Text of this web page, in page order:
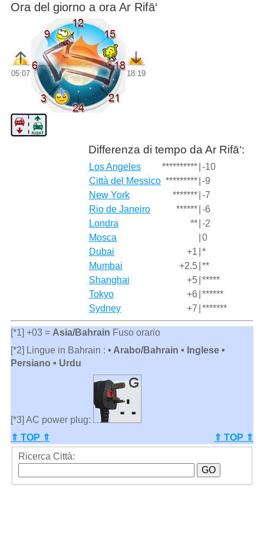
Ora del giorno a ora Ar Rifā‘
05:07 18:19
Differenza di tempo da Ar Rifā‘:
Los Angeles ********** -10
Città del Messico ********* -9
New York
******* -7
Rio de Janeiro
****** -6
Londra
** -2
Mosca
0
Dubai
+1 *
Mumbai
+2.5 **
Shanghai
+5 *****
Tokyo
+6 ******
Sydney
+7 *******
[*1] +03 = Asia/Bahrain Fuso orario
[*2] Lingue in Bahrain : • Arabo/Bahrain • Inglese •
Persiano • Urdu
[*3] AC power plug:
⇑ TOP ⇑
⇑ TOP ⇑
Ricerca Città: